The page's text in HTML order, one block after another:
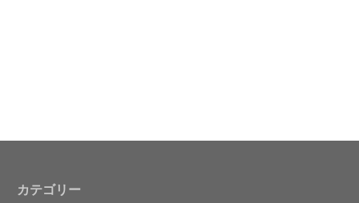
カテゴリー